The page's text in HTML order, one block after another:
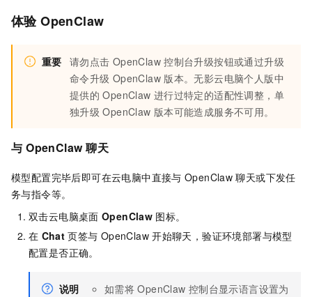
体验 OpenClaw
重要 请勿点击 OpenClaw 控制台升级按钮或通过升级
命令升级 OpenClaw 版本。无影云电脑个人版中
提供的 OpenClaw 进行过特定的适配性调整，单
独升级 OpenClaw 版本可能造成服务不可用。
与 OpenClaw 聊天
模型配置完毕后即可在云电脑中直接与 OpenClaw 聊天或下发任
务与指令等。
双击云电脑桌面 OpenClaw 图标。
在 Chat 页签与 OpenClaw 开始聊天，验证环境部署与模型
配置是否正确。
说明 如需将 OpenClaw 控制台显示语言设置为